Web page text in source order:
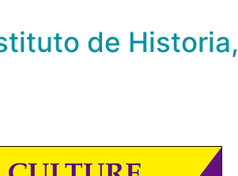
de Historia,